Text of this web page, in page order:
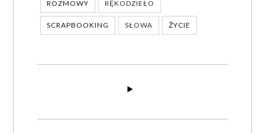
ROZMOWY RĘKODZIEŁO
SCRAPBOOKING SŁOWA ŻYCIE